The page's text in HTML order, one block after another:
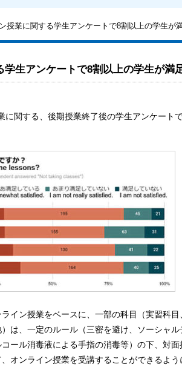
授業に関する学生アンケートで8割以上の学生が
生アンケートで8割以上の学生が満
関する、後期授業終了後の学生アンケート
イン授業をベースに、一部の科目（実習科目
は、一定のルール（三密を避け、ソーシャル
ール消毒液による手指の消毒等）の下、対面
オンライン授業を受講することができるよう